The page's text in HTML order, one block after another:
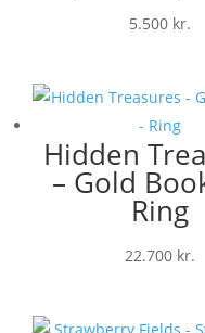
5.500 kr.
Hidden
– Gold
Ring
22.700 kr.